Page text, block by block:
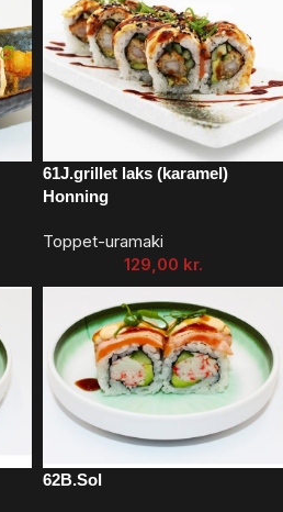
61J.grillet laks (karamel)
Honning
Toppet-uramaki
129,00 kr.
62B.Sol